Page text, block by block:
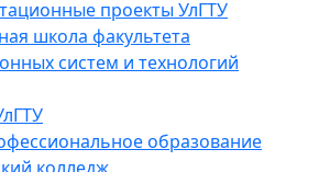
проекты УлГТУ
школа факультета
систем и технологий
образование